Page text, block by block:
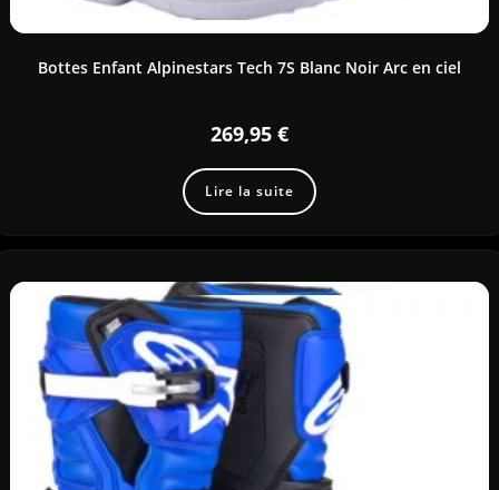
Bottes Enfant Alpinestars Tech 7S Blanc Noir Arc en ciel
269,95 €
Lire la suite